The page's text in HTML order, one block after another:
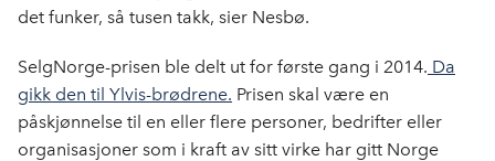
det funker, så tusen takk, sier Nesbø.
SelgNorge-prisen ble delt ut for første gang i 2014. Da
gikk den til Ylvis-brødrene. Prisen skal være en
påskjønnelse til en eller flere personer, bedrifter eller
organisasjoner som i kraft av sitt virke har gitt Norge